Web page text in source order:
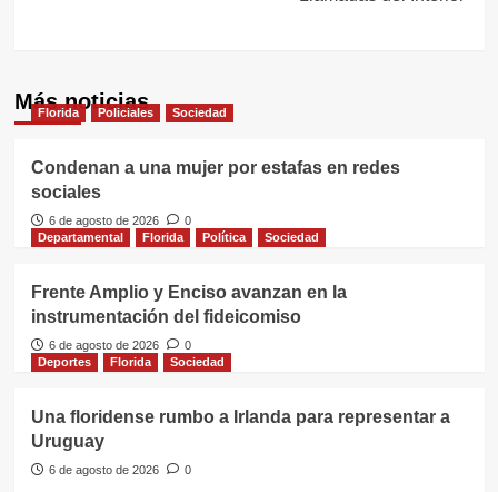
Más noticias
Florida Policiales Sociedad
Condenan a una mujer por estafas en redes
sociales
6 de agosto de 2026
0
Departamental
Florida Política Sociedad
Frente Amplio y Enciso avanzan en la
instrumentación del fideicomiso
6 de agosto de 2026
0
Deportes
Florida Sociedad
Una floridense rumbo a Irlanda para representar a
Uruguay
6 de agosto de 2026 0